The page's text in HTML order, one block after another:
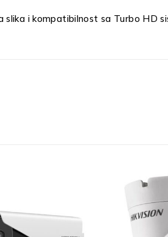
i kompatibilnost sa Turbo HD